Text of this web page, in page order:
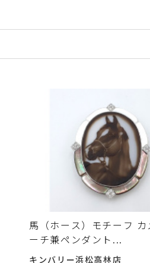
馬（ホース）モチーフ カ
ーチ兼ペンダント...
キンバリー浜松高林店